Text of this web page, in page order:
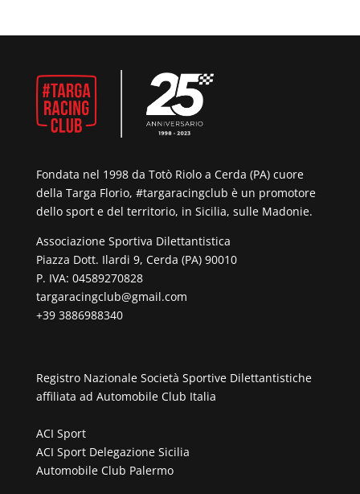
Fondata nel 1998 da Totò Riolo a Cerda (PA) cuore
della Targa Florio, #targaracingclub è un promotore
dello sport e del territorio, in Sicilia, sulle Madonie.
Associazione Sportiva Dilettantistica
Piazza Dott. Ilardi 9, Cerda (PA) 90010
P. IVA: 04589270828
targaracingclub@gmail.com
+39 3886988340
Registro Nazionale Società Sportive Dilettantistiche
affiliata ad Automobile Club Italia
ACI Sport
ACI Sport Delegazione Sicilia
Automobile Club Palermo